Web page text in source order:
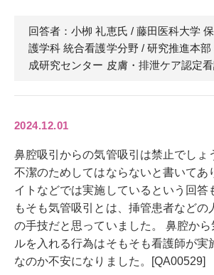
回答者：小栁 礼恵氏 / 藤田医科大学
護学科 統合看護学分野 / 研究推進本部
成研究センター 皮膚・排泄ケア認定
2024.12.01
鼻腔吸引からの気管吸引は禁止でしょ
不潔のためしてはならないと書いてあ
イトなどでは実施しているという回答
もそも気管吸引とは、挿管患者などの
の手技だと思っていました。 鼻腔か
ルを入れる行為はそもそも看護師が実
なのか不安になりました。[QA00529]